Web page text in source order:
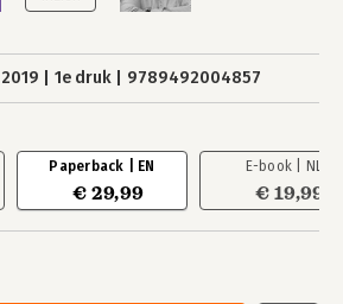
2019 1e druk 9789492004857
Paperback | EN
€ 29,99
E-book | NL
€ 19,99